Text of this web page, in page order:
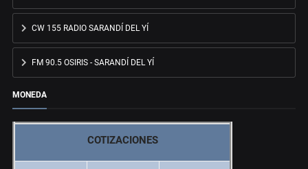
CW 155 RADIO SARANDÍ DEL YÍ
FM 90.5 OSIRIS - SARANDÍ DEL YÍ
MONEDA
COTIZACIONES